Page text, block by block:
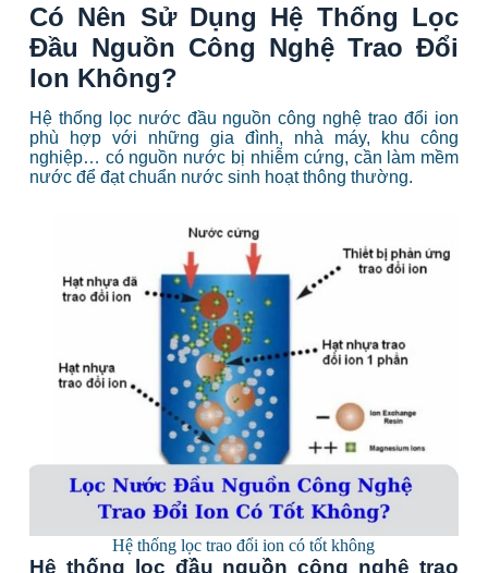
Có Nên Sử Dụng Hệ Thống Lọc
Đầu Nguồn Công Nghệ Trao Đổi
Ion Không?
Hệ thống lọc nước đầu nguồn công nghệ trao đổi ion
phù hợp với những gia đình, nhà máy, khu công
nghiệp… có nguồn nước bị nhiễm cứng, cần làm mềm
nước để đạt chuẩn nước sinh hoạt thông thường.
Hệ thống lọc trao đổi ion có tốt không
Hệ thống lọc đầu nguồn công nghệ trao